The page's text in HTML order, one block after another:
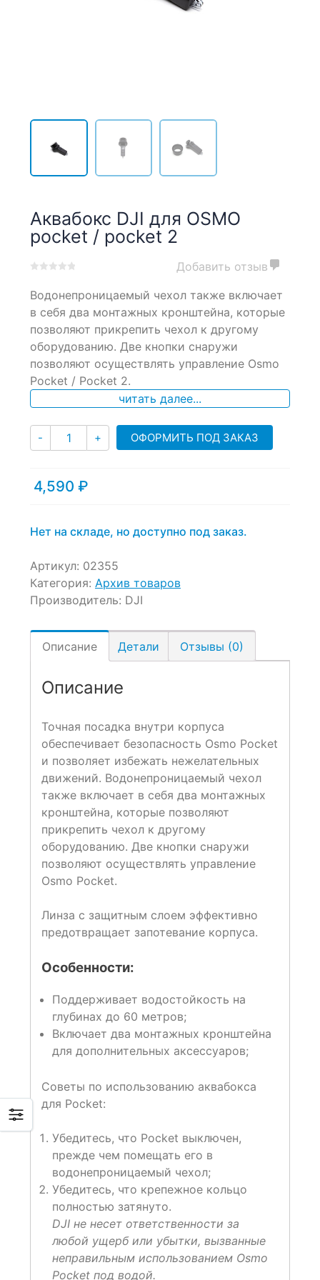
Аквабокс DJI для OSMO
pocket / pocket 2
out
on
customer
ratings
Добавить отзыв
Водонепроницаемый чехол также включает
в себя два монтажных кронштейна, которые
позволяют прикрепить чехол к другому
оборудованию. Две кнопки снаружи
позволяют осуществлять управление Osmo
Pocket / Pocket 2.
читать далее...
- Количество
+ ОФОРМИТЬ ПОД ЗАКАЗ
4,590 ₽
Нет на складе, но доступно под заказ.
Артикул: 02355
Категория: Архив товаров
Производитель: DJI
Описание Детали Отзывы (0)
Описание
Точная посадка внутри корпуса
обеспечивает безопасность Osmo Pocket
и позволяет избежать нежелательных
движений. Водонепроницаемый чехол
также включает в себя два монтажных
кронштейна, которые позволяют
прикрепить чехол к другому
оборудованию. Две кнопки снаружи
позволяют осуществлять управление
Osmo Pocket.
Линза с защитным слоем эффективно
предотвращает запотевание корпуса.
Особенности:
Поддерживает водостойкость на
глубинах до 60 метров;
Включает два монтажных кронштейна
для дополнительных аксессуаров;
Советы по использованию аквабокса
для Pocket:
Убедитесь, что Pocket выключен,
прежде чем помещать его в
водонепроницаемый чехол;
Убедитесь, что крепежное кольцо
полностью затянуто.
DJI не несет ответственности за
любой ущерб или убытки, вызванные
неправильным использованием Osmo
Pocket под водой.